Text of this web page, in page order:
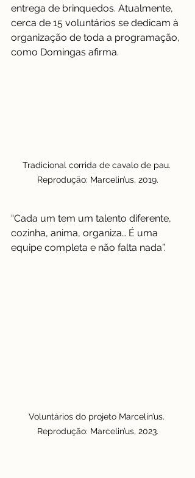
entrega de brinquedos. Atualmente,
cerca de 15 voluntários se dedicam à
organização de toda a programação,
como Domingas afirma.
Tradicional corrida de cavalo de pau.
Reprodução: Marcelin’us, 2019.
“Cada um tem um talento diferente,
cozinha, anima, organiza… É uma
equipe completa e não falta nada”.
Voluntários do projeto Marcelin’us.
Reprodução: Marcelin’us, 2023.